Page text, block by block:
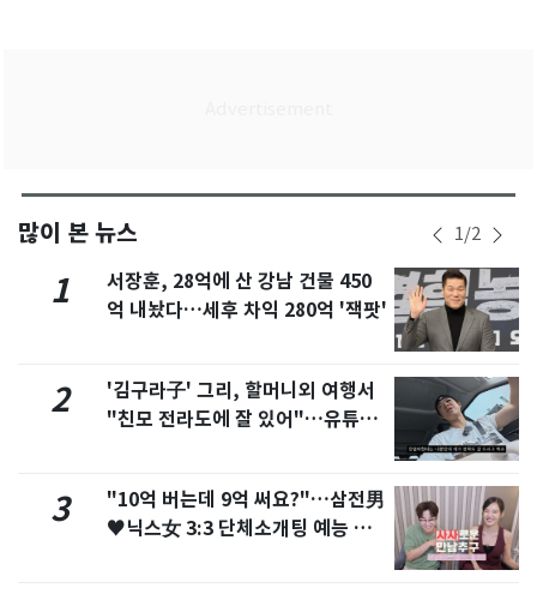
많이 본 뉴스 1/2
1
서장훈, 28억에 산 강남 건물 450
억 내놨다…세후 차익 280억 '잭팟'
2
'김구라子' 그리, 할머니외 여행서
"친모 전라도에 잘 있어"…유튜브
3
"10억 버는데 9억 써요?"…삼전男
♥닉스女 3:3 단체소개팅 예능 화